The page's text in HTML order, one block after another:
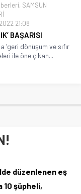
, SAMSUN
21:08
BAŞARISI
'geri dönüşüm ve sıfır
ile öne çıkan...
düzenlenen eş
10 şüpheli,